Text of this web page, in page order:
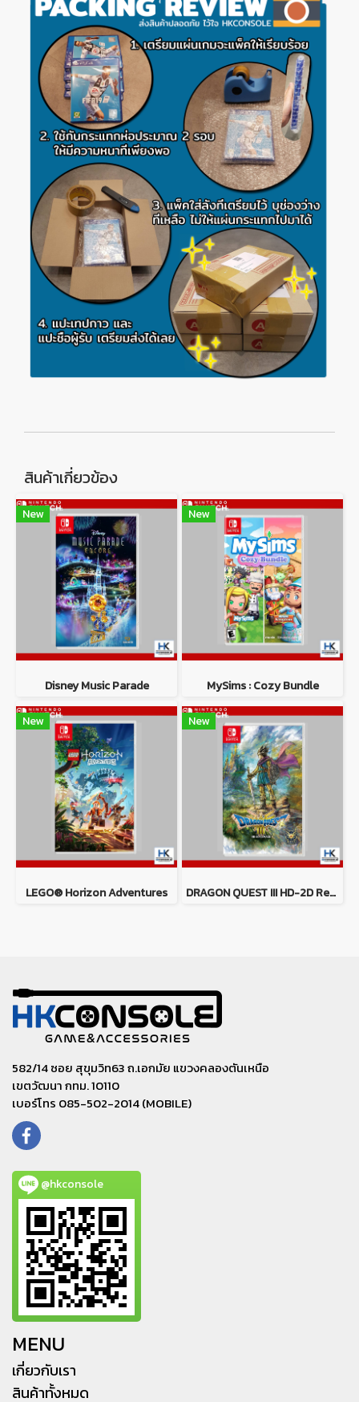
สินค้าเกี่ยวข้อง
New
Disney Music Parade
New
MySims : Cozy Bundle
New
LEGO® Horizon Adventures
New
DRAGON QUEST III HD-2D Remake
582/14 ซอย สุขุมวิท63 ถ.เอกมัย แขวงคลองตันเหนือ
เขตวัฒนา กทม. 10110
เบอร์โทร 085-502-2014 (MOBILE)
@hkconsole
MENU
เกี่ยวกับเรา
สินค้าทั้งหมด